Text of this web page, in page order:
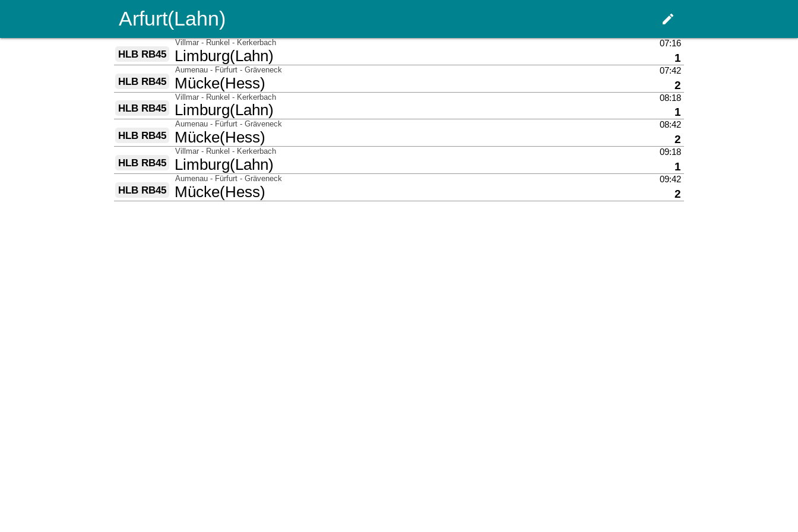
Arfurt(Lahn) Hauptseite
edit
HLB RB45 nach
Limburg(Lahn)
07:16
Gleis
1
über
Villmar - Runkel - Kerkerbach
HLB RB45 nach
Mücke(Hess)
07:42
Gleis
2
über
Aumenau - Fürfurt - Gräveneck
HLB RB45 nach
Limburg(Lahn)
08:18
Gleis
1
über
Villmar - Runkel - Kerkerbach
HLB RB45 nach
Mücke(Hess)
08:42
Gleis
2
über
Aumenau - Fürfurt - Gräveneck
HLB RB45 nach
Limburg(Lahn)
09:18
Gleis
1
über
Villmar - Runkel - Kerkerbach
HLB RB45 nach
Mücke(Hess)
09:42
Gleis
2
über
Aumenau - Fürfurt - Gräveneck